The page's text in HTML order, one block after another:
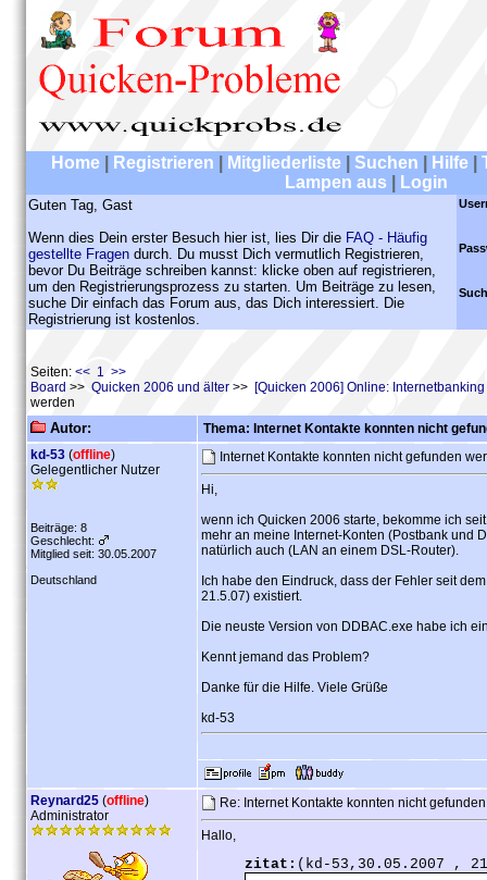
Home Registrieren Mitgliederliste Suchen Hilfe
Lampen aus
Login
Guten Tag, Gast
Wenn dies Dein erster Besuch hier ist, lies Dir die FAQ - Häufig
gestellte Fragen durch. Du musst Dich vermutlich Registrieren,
bevor Du Beiträge schreiben kannst: klicke oben auf registrieren,
um den Registrierungsprozess zu starten. Um Beiträge zu lesen,
suche Dir einfach das Forum aus, das Dich interessiert. Die
Registrierung ist kostenlos.
Seiten: << 1 >>
Board >> Quicken 2006 und älter >> [Quicken 2006] Online:
werden
Autor:
Thema: Internet Kontakte konnten nicht
kd-53 (offline)
Gelegentlicher Nutzer
Beiträge: 8
Geschlecht:
Mitglied seit: 30.05.2007
Deutschland
Internet Kontakte konnten nicht gefunden
Hi,
wenn ich Quicken 2006 starte, bekomme ich
mehr an meine Internet-Konten (Postbank und
natürlich auch (LAN an einem DSL-Router).
Ich habe den Eindruck, dass der Fehler seit
21.5.07) existiert.
Die neuste Version von DDBAC.exe habe ich
Kennt jemand das Problem?
Danke für die Hilfe. Viele Grüße
kd-53
Reynard25 (offline)
Administrator
Re: Internet Kontakte konnten nicht
Hallo,
zitat: (kd-53,30.05.2007 ,